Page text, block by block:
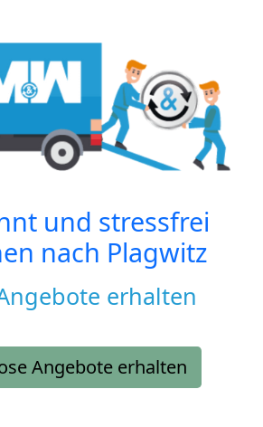
und stressfrei
nach Plagwitz
erhalten
Angebote erhalten